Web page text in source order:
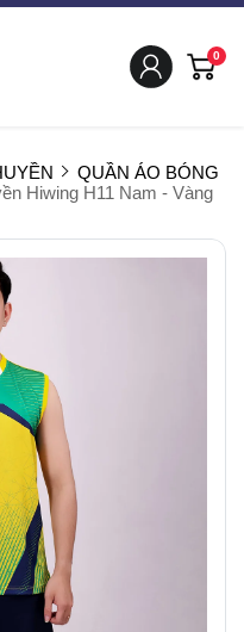
0
QUẦN ÁO BÓNG
Hiwing H11 Nam - Vàng